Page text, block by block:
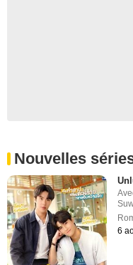
Nouvelles
6